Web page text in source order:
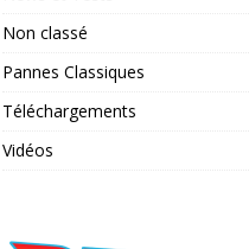
Non classé
Pannes Classiques
Téléchargements
Vidéos